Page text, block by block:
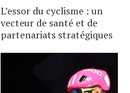
L’essor du cyclisme : un
vecteur de santé et de
partenariats stratégiques